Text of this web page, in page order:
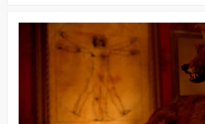
Creatieve workshops
Culinaire workshops
Actieve workshops
Bekijk
Escaperoom